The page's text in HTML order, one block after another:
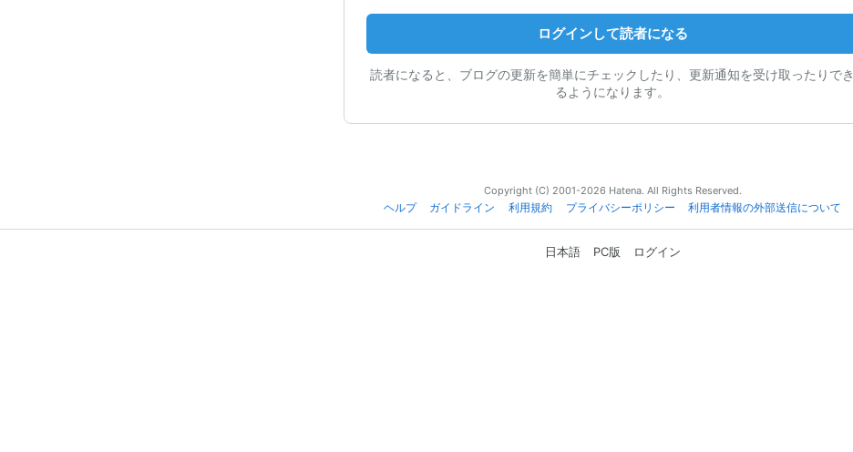
ログインして読者になる
読者になると、ブログの更新を簡単にチェックしたり、更新通知を受け取ったりでき
るようになります。
Copyright (C) 2001-2026 Hatena. All Rights Reserved.
ヘルプ
ガイドライン 利用規約 プライバシーポリシー 利用者情報の外部送信について
日本語 PC版 ログイン